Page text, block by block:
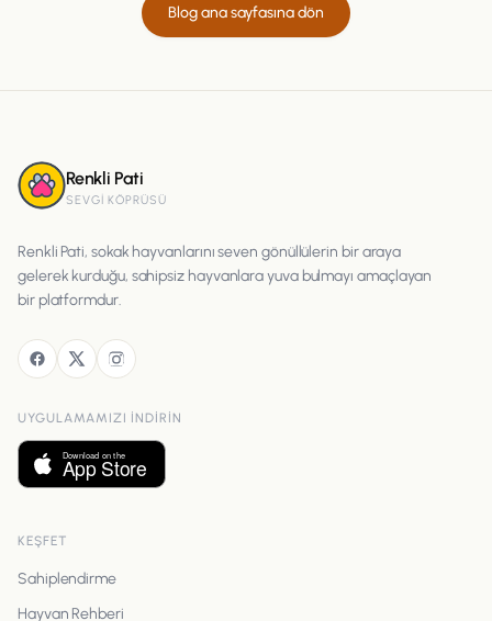
Blog ana sayfasına dön
Renkli Pati
SEVGI KÖPRÜSÜ
Renkli Pati, sokak hayvanlarını seven gönüllülerin bir araya
gelerek kurduğu, sahipsiz hayvanlara yuva bulmayı amaçlayan
bir platformdur.
UYGULAMAMIZI INDIRIN
KEŞFET
Sahiplendirme
Hayvan Rehberi